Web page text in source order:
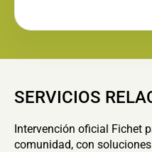
SERVICIOS
Intervención oficial Fichet
comunidad, con